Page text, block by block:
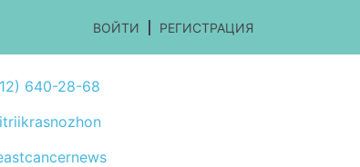
ВОЙТИ РЕГИСТРАЦИЯ
640-28-68